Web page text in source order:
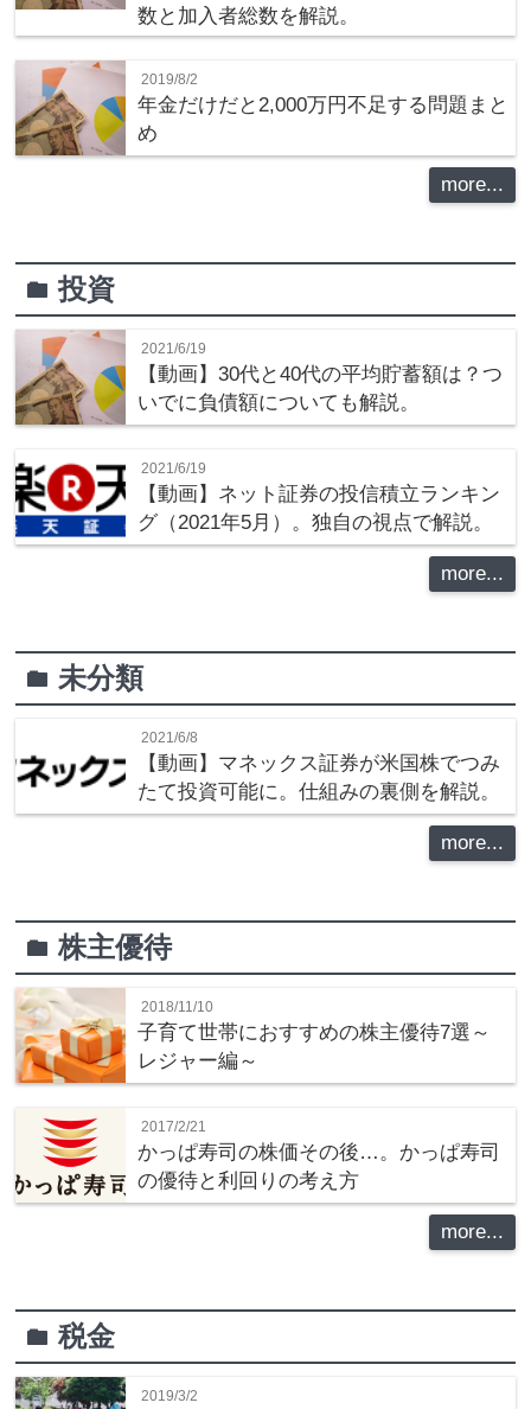
数と加入者総数を解説。
2019/8/2
年金だけだと2,000万円不足する問題まと
め
more...
folder投資
2021/6/19
【動画】30代と40代の平均貯蓄額は？つ
いでに負債額についても解説。
2021/6/19
【動画】ネット証券の投信積立ランキン
グ（2021年5月）。独自の視点で解説。
more...
folder未分類
2021/6/8
【動画】マネックス証券が米国株でつみ
たて投資可能に。仕組みの裏側を解説。
more...
folder株主優待
2018/11/10
子育て世帯におすすめの株主優待7選～
レジャー編～
2017/2/21
かっぱ寿司の株価その後…。かっぱ寿司
の優待と利回りの考え方
more...
folder税金
2019/3/2